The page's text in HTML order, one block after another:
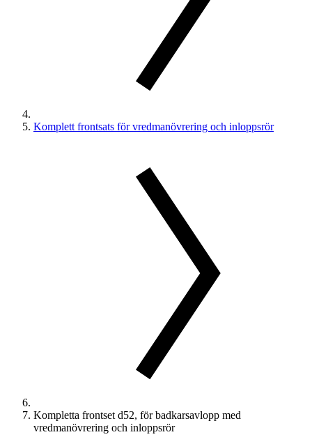
Komplett frontsats för vredmanövrering och inloppsrör
Kompletta frontset d52, för badkarsavlopp med
vredmanövrering och inloppsrör